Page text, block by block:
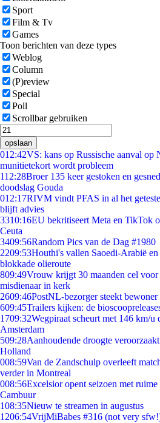
Sport
Film & Tv
Games
Toon berichten van deze types
Weblog
Column
(P)review
Special
Poll
Scrollbar gebruiken
opslaan
012:42VS: kans op Russische aanval op
munitietekort wordt probleem
112:28Broer 135 keer gestoken en
doodslag Gouda
012:17RIVM vindt PFAS in al het
blijft advies
3310:16EU bekritiseert Meta en TikTok
Ceuta
3409:56Random Pics van de Dag #1980
2209:53Houthi's vallen Saoedi-Arabië en
blokkade olieroute
809:49Vrouw krijgt 30 maanden cel
misdienaar in kerk
2609:46PostNL-bezorger steekt
609:45Trailers kijken: de
1709:32Wegpiraat scheurt met 146 km/u
Amsterdam
509:28Aanhoudende droogte
Holland
008:59Van de Zandschulp overleeft
verder in Montreal
008:56Excelsior opent seizoen met
Cambuur
108:35Nieuw te streamen in augustus
1206:54VrijMiBabes #316 (not very